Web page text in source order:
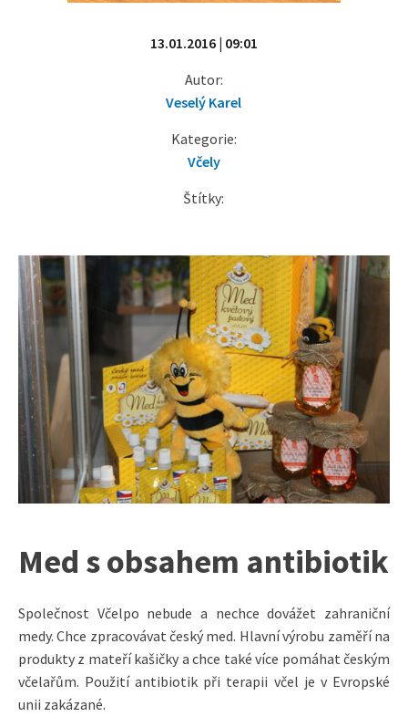
13.01.2016 | 09:01
Autor:
Veselý Karel
Kategorie:
Včely
Štítky:
Med s obsahem antibiotik
Společnost Včelpo nebude a nechce dovážet zahraniční
medy. Chce zpracovávat český med. Hlavní výrobu zaměří na
produkty z mateří kašičky a chce také více pomáhat českým
včelařům. Použití antibiotik při terapii včel je v Evropské
unii zakázané.